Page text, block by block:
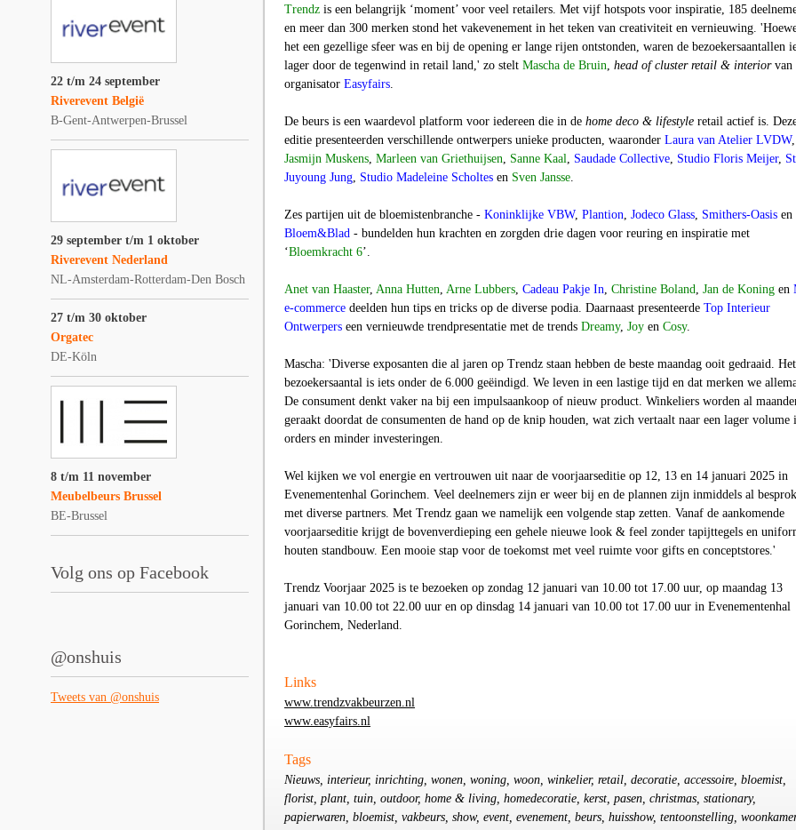
22 t/m 24 september
Riverevent België
B-Gent-Antwerpen-Brussel
29 september t/m 1 oktober
Riverevent Nederland
NL-Amsterdam-Rotterdam-Den Bosch
27 t/m 30 oktober
Orgatec
DE-Köln
8 t/m 11 november
Meubelbeurs Brussel
BE-Brussel
Volg ons op Facebook
@onshuis
Tweets van @onshuis
Trendz is een belangrijk ‘moment’ voor veel retailers. Met vijf hotspots voor inspiratie, 185
en meer dan 300 merken stond het vakevenement in het teken van creativiteit en vernieuwing.
het een gezellige sfeer was en bij de opening er lange rijen ontstonden, waren de bezoekersaantallen
lager door de tegenwind in retail land,' zo stelt Mascha de Bruin, head of cluster retail & interiorvan
organisator Easyfairs.
De beurs is een waardevol platform voor iedereen die in de home deco & lifestyle retail actief is.
editie presenteerden verschillende ontwerpers unieke producten, waaronder Laura van Atelier LVDW,
Jasmijn Muskens, Marleen van Griethuijsen, Sanne Kaal, Saudade Collective, Studio Floris Meijer,
Juyoung Jung, Studio Madeleine Scholtes en Sven Jansse.
Zes partijen uit de bloemistenbranche - Koninklijke VBW, Plantion, Jodeco Glass, Smithers-Oasis en
Bloem&Blad - bundelden hun krachten en zorgden drie dagen voor reuring en inspiratie met
‘Bloemkracht 6’.
Anet van Haaster, Anna Hutten, Arne Lubbers, Cadeau Pakje In, Christine Boland, Jan de Koning en
e-commerce deelden hun tips en tricks op de diverse podia. Daarnaast presenteerde Top Interieur
Ontwerpers een vernieuwde trendpresentatie met de trends Dreamy, Joy en Cosy.
Mascha: 'Diverse exposanten die al jaren op Trendz staan hebben de beste maandag ooit gedraaid. Het
bezoekersaantal is iets onder de 6.000 geëindigd. We leven in een lastige tijd en dat merken we
De consument denkt vaker na bij een impulsaankoop of nieuw product. Winkeliers worden al
geraakt doordat de consumenten de hand op de knip houden, wat zich vertaalt naar een lager volume
orders en minder investeringen.
Wel kijken we vol energie en vertrouwen uit naar de voorjaarseditie op 12, 13 en 14 januari 2025 in
Evenementenhal Gorinchem. Veel deelnemers zijn er weer bij en de plannen zijn inmiddels al
met diverse partners. Met Trendz gaan we namelijk een volgende stap zetten. Vanaf de aankomende
voorjaarseditie krijgt de bovenverdieping een gehele nieuwe look & feel zonder tapijttegels en
houten standbouw. Een mooie stap voor de toekomst met veel ruimte voor gifts en conceptstores.'
Trendz Voorjaar 2025 is te bezoeken op zondag 12 januari van 10.00 tot 17.00 uur, op maandag 13
januari van 10.00 tot 22.00 uur en op dinsdag 14 januari van 10.00 tot 17.00 uur in Evenementenhal
Gorinchem, Nederland.
Links
www.trendzvakbeurzen.nl
www.easyfairs.nl
Tags
Nieuws, interieur, inrichting, wonen, woning, woon, winkelier, retail, decoratie, accessoire, bloemist,
florist, plant, tuin, outdoor, home & living, homedecoratie, kerst, pasen, christmas, stationary,
papierwaren, bloemist, vakbeurs, show, event, evenement, beurs, huisshow, tentoonstelling,